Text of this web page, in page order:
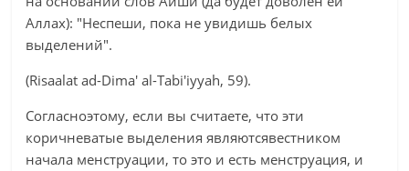
Аллах): "Неспеши, пока не увидишь белых
выделений".
(Risaalat ad-Dima' al-Tabi'iyyah, 59).
Согласноэтому, если вы считаете, что эти
коричневатые выделения являютсявестником
начала менструации, то это и есть менструация, и